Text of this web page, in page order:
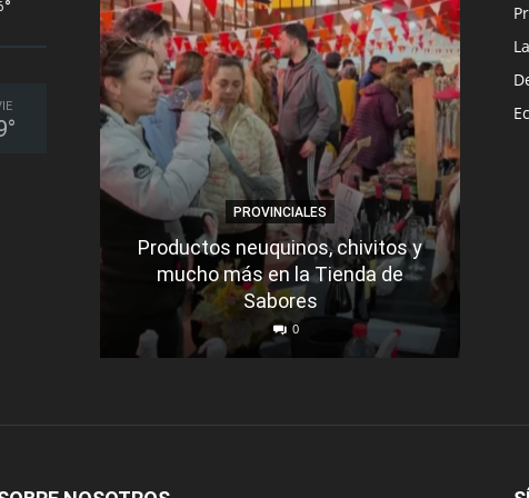
°
°
PROVINCIALES
Productos neuquinos, chivitos y
mucho más en la Tienda de
Sabores
0